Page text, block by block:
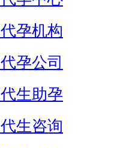
孕机构
孕公司
生助孕
生咨询